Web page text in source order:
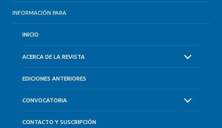
INFORMACIÓN PARA
INICIO
ACERCA DE LA REVISTA
EDICIONES ANTERIORES
CONVOCATORIA
CONTACTO Y SUSCRIPCIÓN